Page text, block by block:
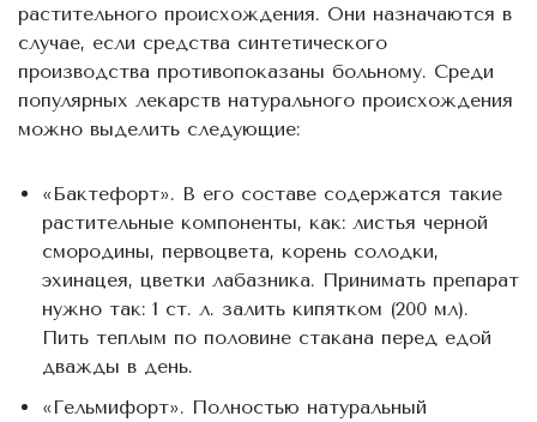
растительного происхождения. Они назначаются в
случае, если средства синтетического
производства противопоказаны больному. Среди
популярных лекарств натурального происхождения
можно выделить следующие:
«Бактефорт». В его составе содержатся такие
растительные компоненты, как: листья черной
смородины, первоцвета, корень солодки,
эхинацея, цветки лабазника. Принимать препарат
нужно так: 1 ст. л. залить кипятком (200 мл).
Пить теплым по половине стакана перед едой
дважды в день.
«Гельмифорт». Полностью натуральный